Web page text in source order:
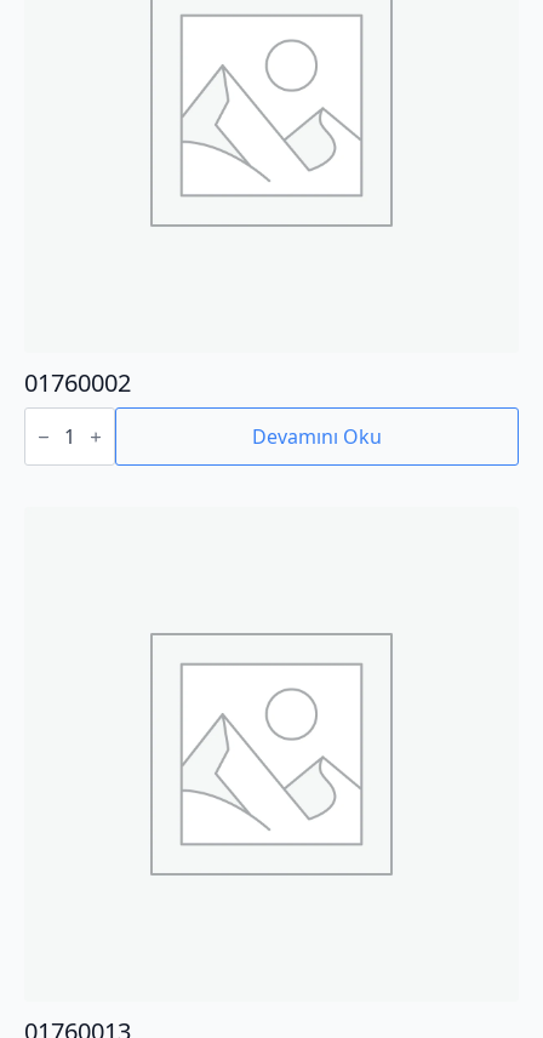
01760002
01760002
adet Devamını Oku
01760013